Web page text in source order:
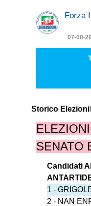
Forza
07-08-
Storico Elezioni
SENATO
Candidati
1 -
2 - NAN